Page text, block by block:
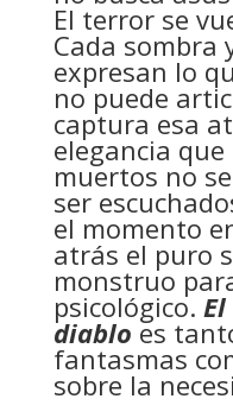
El terror se
Cada sombra
expresan lo
no puede
captura esa
elegancia
muertos no
ser
el momento
atrás el puro
monstruo
psicológico.
diablo es
fantasmas
sobre la